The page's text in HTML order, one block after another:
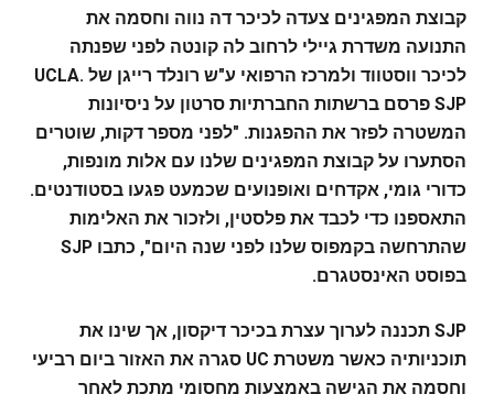
קבוצת המפגינים צעדה לכיכר דה נווה וחסמה את
התנועה משדרת גיילי לרחוב לה קונטה לפני שפנתה
לכיכר ווסטווד ולמרכז הרפואי ע"ש רונלד רייגן של UCLA.
SJP פרסם ברשתות החברתיות סרטון על ניסיונות
המשטרה לפזר את ההפגנות. "לפני מספר דקות, שוטרים
הסתערו על קבוצת המפגינים שלנו עם אלות מונפות,
כדורי גומי, אקדחים ואופנועים שכמעט פגעו בסטודנטים.
התאספנו כדי לכבד את פלסטין, ולזכור את האלימות
שהתרחשה בקמפוס שלנו לפני שנה היום", כתבו SJP
בפוסט האינסטגרם.
SJP תכננה לערוך עצרת בכיכר דיקסון, אך שינו את
תוכניותיה כאשר משטרת UC סגרה את האזור ביום רביעי
וחסמה את הגישה באמצעות מחסומי מתכת לאחר